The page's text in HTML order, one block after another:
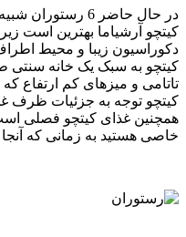
در حال حاضر 6
دکوراسیون زیبا و محیط
کیتچو به سبک یک خانه
تاتامی و میزهای کم ارتفاع
کیتچو توجه به جزئیات ظرف
همچنین غذای کیتچو فصلی
خاصی هستید به زمانی که